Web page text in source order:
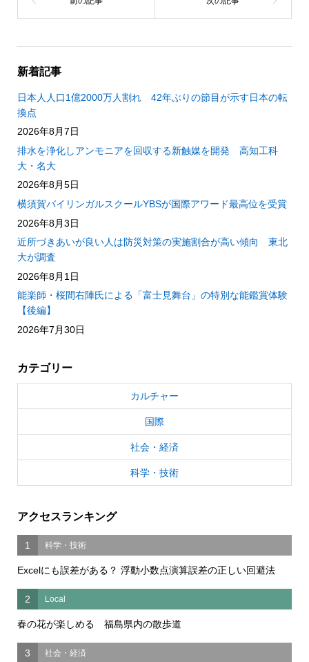
新着記事
日本人人口1億2000万人割れ 42年ぶりの節目が示す日本の転
換点
2026年8月7日
排水を浄化しアンモニアを回収する新触媒を開発 高知工科
大・名大
2026年8月5日
横須賀バイリンガルスクールYBSが国際アワード最高位を受賞
2026年8月3日
近所づきあいが良い人は防災対策の実施割合が高い傾向 東北
大が調査
2026年8月1日
能楽師・桜間右陣氏による「富士見舞台」の特別な能鑑賞体験
【後編】
2026年7月30日
カテゴリー
カルチャー
国際
社会・経済
科学・技術
アクセスランキング
1 科学・技術
Excelにも誤差がある？ 浮動小数点演算誤差の正しい回避法
2 Local
春の花が楽しめる 福島県内の散歩道
3 社会・経済